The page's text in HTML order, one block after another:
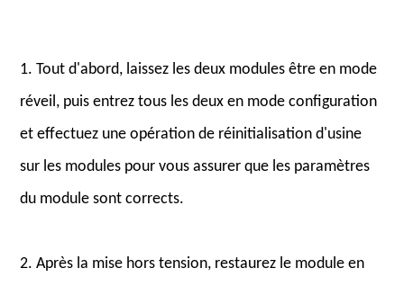
1. Tout d'abord, laissez les deux modules être en mode
réveil, puis entrez tous les deux en mode configuration
et effectuez une opération de réinitialisation d'usine
sur les modules pour vous assurer que les paramètres
du module sont corrects.
2. Après la mise hors tension, restaurez le module en